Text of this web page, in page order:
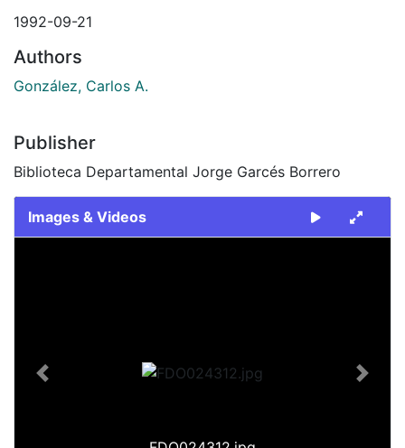
1992-09-21
Authors
González, Carlos A.
Publisher
Biblioteca Departamental Jorge Garcés Borrero
Images & Videos
Previous Next